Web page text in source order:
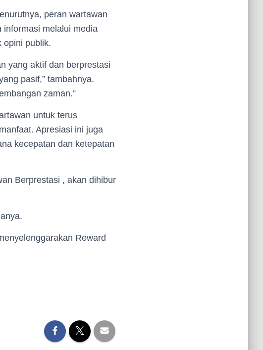
peran wartawan
informasi melalui media
opini publik.
yang aktif dan berprestasi
pasif,” tambahnya.
zaman.”
untuk terus
Apresiasi ini juga
kecepatan dan ketepatan
Berprestasi , akan dihibur
Reward